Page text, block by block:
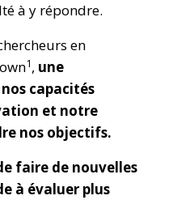
à y répondre.
en
1, une
capacités
et notre
nos objectifs.
faire de nouvelles
à évaluer plus